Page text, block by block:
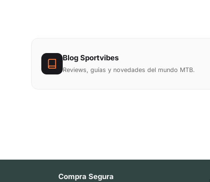
Blog Sportvibes
Reviews, guías y novedades del mundo MTB.
Compra Segura